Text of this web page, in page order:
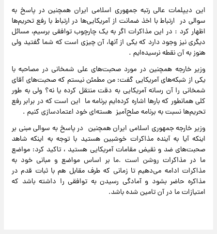
این دیپلمات عالی رتبه جمهوری اسلامی ایران همچنین در پاسخ به
سوالی در ارتباط با اخذ ضمانت از آمریکایی‌ها در ارتباط با رفع تحریم‌ها
اظهار کرد : در این مذاکرات اگر به یک چارچوب توافقی برسیم، مسائل
دیگری نیز وجود دارد که یکی از آنها، آن چیزی است که شما گفتید ولی
هنوز به آن نقطه نرسیده‌ایم .
وزیر خارجه همچنین در مورد صحبت‌های علی شمخانی در مصاحبه با
یکی از شبکه‌های آمریکایی گفت: من مطمئن نیستم که صحبت‌های آقای
شمخانی را آن رسانه آمریکایی به دقت منتقل کرده یا نه؟ ولی به طور
کلی همانطور که بارها اشاره کرده‌ایم برنامه ما این است که در برابر رفع
تحریم‌ها نسبت به برنامه صلح‌آمیز هسته‌ای خود اعتمادسازی کنیم .
وزیر خارجه جمهوری اسلامی ایران همچنین در پاسخ به سوالی مبنی بر
اینکه آیا به آینده مذاکرات خوشبین هستید با توجه به اینکه شاهد
صحبت‌های ضد و نقیض مقامات آمریکایی هستید ، تاکید کرد: مواضع
ما در مذاکرات روشن است .ما بر اساس مواضع و مبانی خود به
مذاکرات ادامه می‌دهیم تا زمانی که طرف مقابل هم با ثبات قدم در
مذاکره حاضر بشود و آمادگی رسیدن به توافقی را داشته باشد که
امتیازات ما در آن تامین شده باشد.